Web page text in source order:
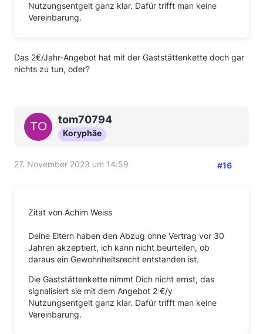
Nutzungsentgelt ganz klar. Dafür trifft man keine
Vereinbarung.
Das 2€/Jahr-Angebot hat mit der Gaststättenkette doch gar
nichts zu tun, oder?
tom70794
Koryphäe
27. November 2023 um 14:59 #16
Zitat von Achim Weiss
Deine Eltern haben den Abzug ohne Vertrag vor 30
Jahren akzeptiert, ich kann nicht beurteilen, ob
daraus ein Gewohnheitsrecht entstanden ist.
Die Gaststättenkette nimmt Dich nicht ernst, das
signalisiert sie mit dem Angebot 2 €/y
Nutzungsentgelt ganz klar. Dafür trifft man keine
Vereinbarung.